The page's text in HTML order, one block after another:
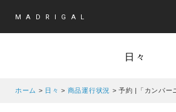
MADRIGAL
日々
ホーム > 日々 > 商品運行状況 >予約 |「カンパー